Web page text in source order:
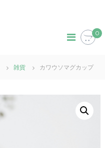
0
雑貨 カワウソマグカップ